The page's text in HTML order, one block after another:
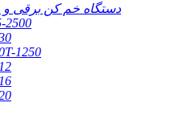
دستگاه خم کن برقی
2500
1250